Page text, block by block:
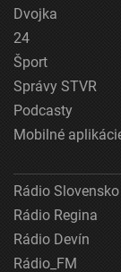
Dvojka
24
Šport
Správy STVR
Podcasty
Mobilné
Rádio Slovensko
Rádio Regina
Rádio Devín
Rádio_FM